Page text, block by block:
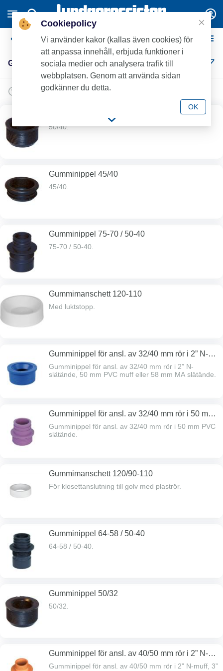
Gumminipplar
Gumminipplar (36)
50/40.
Gumminippel 45/40
45/40.
Gumminippel 75-70 / 50-40
75-70 / 50-40.
Gummimanschett 120-110
Med luktstopp.
Gumminippel för ansl. av 32/40 mm rör i 2” N-
slätände, 50 mm PVC muff eller 58 mm MA
slätände.
Gumminippel för ansl. av 32/40 mm rör i 2” N-
slätände, 50 mm PVC muff eller 58 mm MA slätände.
Gumminippel för ansl. av 32/40 mm rör i 50 mm
PVC slätände.
Gumminippel för ansl. av 32/40 mm rör i 50 mm PVC
slätände.
Gummimanschett 120/90-110
För klosettanslutning till golv med plaströr.
Gumminippel 64-58 / 50-40
64-58 / 50-40.
Gumminippel 50/32
50/32.
Gumminippel för ansl. av 40/50 mm rör i 2” N-
muff, 3” N-slätände, 75 mm PVC muff el.
Gumminippel för ansl. av 40/50 mm rör i 2” N-muff, 3”
Cookiepolicy
Vi använder kakor (kallas även cookies) för
att anpassa innehåll, erbjuda funktioner i
sociala medier och analysera trafik till
webbplatsen. Genom att använda sidan
godkänner du detta.
OK